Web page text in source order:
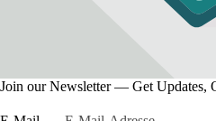
Join our Newsletter — Get Updates,